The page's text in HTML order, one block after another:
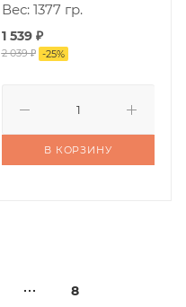
Вес: 1377 гр.
1 539₽
2 039₽ -25%
В КОРЗИНУ
8